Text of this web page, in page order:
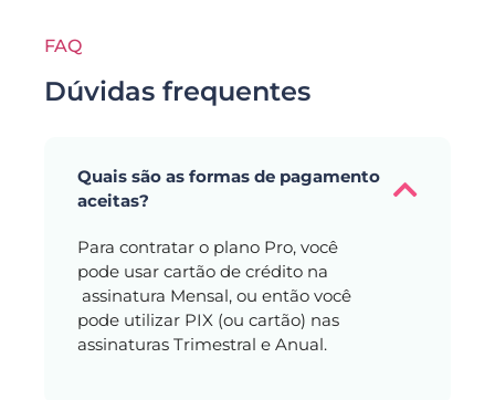
FAQ
Dúvidas frequentes
Quais são as formas de pagamento
aceitas?
Para contratar o plano Pro, você
pode usar cartão de crédito na
assinatura Mensal, ou então você
pode utilizar PIX (ou cartão) nas
assinaturas Trimestral e Anual.